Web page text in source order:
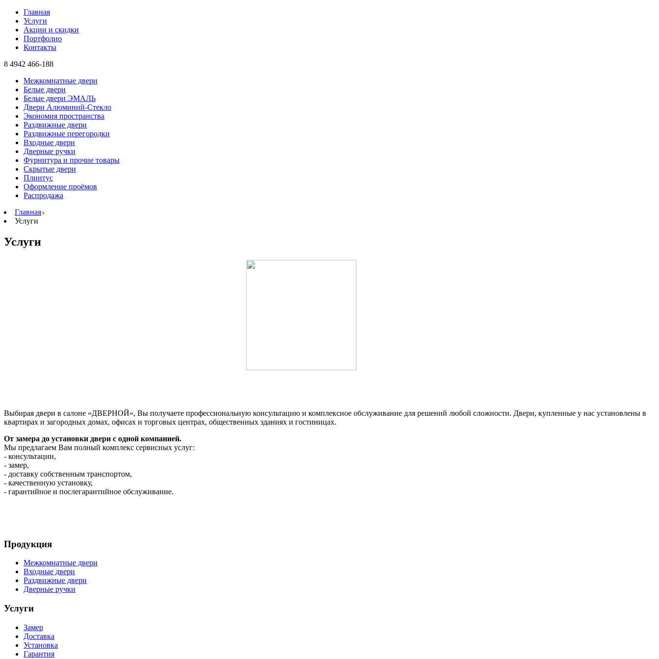
Главная
Услуги
Акции и скидки
Портфолио
Контакты
8 4942 466-188
Межкомнатные двери
Белые двери
Белые двери ЭМАЛЬ
Двери Алюминий-Стекло
Экономия пространства
Раздвижные двери
Раздвижные перегородки
Входные двери
Дверные ручки
Фурнитура и прочие товары
Скрытые двери
Плинтус
Оформление проёмов
Распродажа
Главная
Услуги
Услуги
Выбирая двери в салоне «ДВЕРНОЙ», Вы получаете профессиональную консультацию и комплексное обслуживание для решений любой сложности. Двери, купленные у нас установлены в
квартирах и загородных домах, офисах и торговых центрах, общественных зданиях и гостиницах.
От замера до установки двери с одной компанией.
Мы предлагаем Вам полный комплекс сервисных услуг:
- консультации,
- замер,
- доставку собственным транспортом,
- качественную установку,
- гарантийное и послегарантийное обслуживание.
Продукция
Межкомнатные двери
Входные двери
Раздвижные двери
Дверные ручки
Услуги
Замер
Доставка
Установка
Гарантия